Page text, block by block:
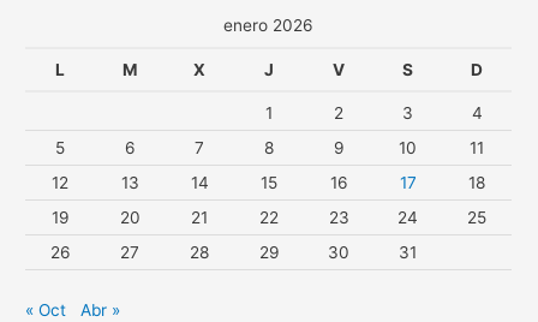
enero 2026
L M X J V S D
1 2 3
4
5
6 7 8 9 10
11
12
13 14 15 16 17
18
19
20 21 22 23 24
25
26
27 28 29 30 31
« Oct Abr »